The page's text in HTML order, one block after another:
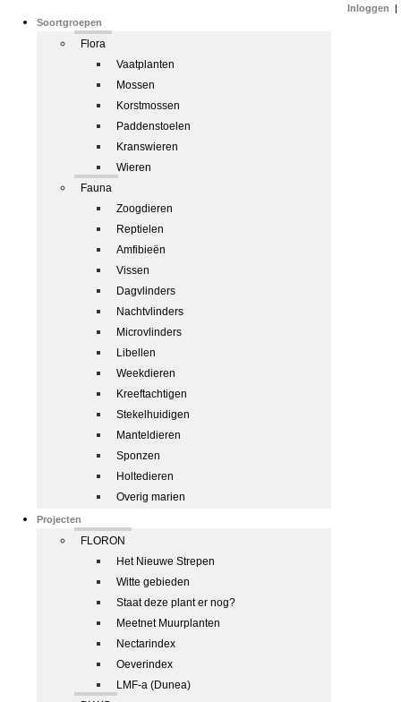
Soortgroepen
Flora
Vaatplanten
Mossen
Korstmossen
Paddenstoelen
Kranswieren
Wieren
Fauna
Zoogdieren
Reptielen
Amfibieën
Vissen
Dagvlinders
Nachtvlinders
Microvlinders
Libellen
Weekdieren
Kreeftachtigen
Stekelhuidigen
Manteldieren
Sponzen
Holtedieren
Overig marien
Projecten
FLORON
Het Nieuwe Strepen
Witte gebieden
Staat deze plant er nog?
Meetnet Muurplanten
Nectarindex
Oeverindex
LMF-a (Dunea)
Inloggen |